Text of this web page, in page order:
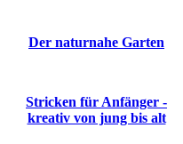
Der naturnahe Garten
Stricken für Anfänger -
kreativ von jung bis alt